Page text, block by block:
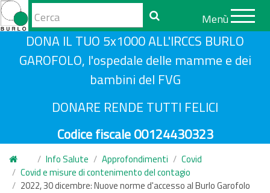
Form
di
ricerca
Cerca
DONA IL TUO 5x1000 ALL'IRCCS BURLO
GAROFOLO, l'ospedale delle mamme e dei
bambini del FVG
DONARE RENDE TUTTI FELICI
Codice fiscale 00124430323
Menù
Info Salute Approfondimenti
Covid
Covid e misure di contenimento del contagio
2022, 30 dicembre: Nuove norme d'accesso al Burlo Garofolo